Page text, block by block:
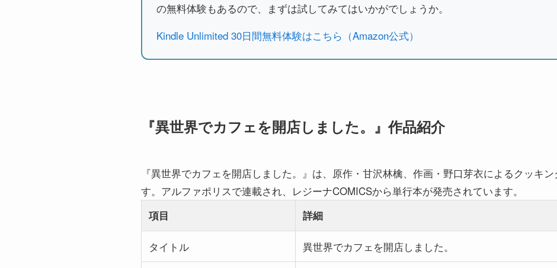
の無料体験もあるので、まずは試してみてはいかがでしょうか。
Kindle Unlimited 30日間無料体験はこちら（Amazon公式）
『異世界でカフェを開店しました。』作品紹介
『異世界でカフェを開店しました。』は、原作・甘沢林檎、作画・野口芽衣によるクッキ
す。アルファポリスで連載され、レジーナCOMICSから単行本が発売されています。
項目 詳細
タイトル 異世界でカフェを開店しました。